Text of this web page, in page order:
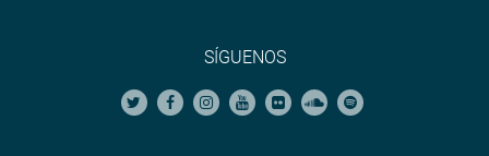
SÍGUENOS